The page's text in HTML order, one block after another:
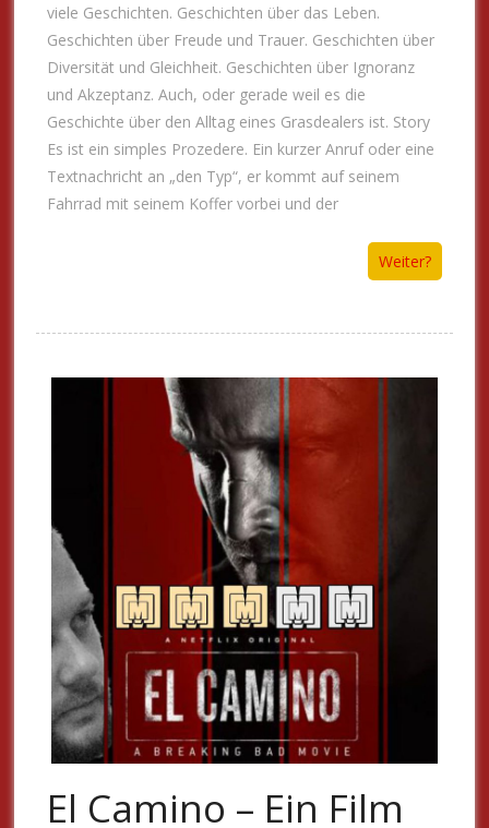
viele Geschichten. Geschichten über das Leben.
Geschichten über Freude und Trauer. Geschichten über
Diversität und Gleichheit. Geschichten über Ignoranz
und Akzeptanz. Auch, oder gerade weil es die
Geschichte über den Alltag eines Grasdealers ist. Story
Es ist ein simples Prozedere. Ein kurzer Anruf oder eine
Textnachricht an „den Typ“, er kommt auf seinem
Fahrrad mit seinem Koffer vorbei und der
Weiter?
El Camino – Ein Film